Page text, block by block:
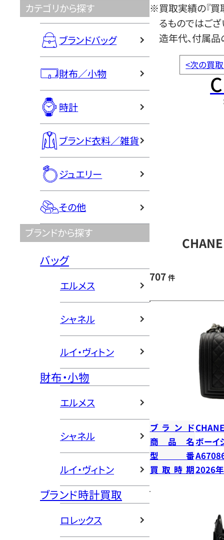
カテゴリから探す
ブランドバッグ
財布／小物
時計
ブランド衣料／雑貨
ジュエリー
その他
ブランドから探す
バッグ
エルメス
シャネル
ルイ・ヴィトン
財布・小物
エルメス
シャネル
ルイ・ヴィトン
ブランド時計買取
ロレックス
※買取実績の『買
るものではござ
造年代、付属品
<次の買
707 件
ブランド
商品名ボーイ
型番
買取時期2026